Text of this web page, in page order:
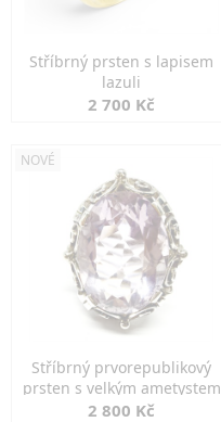
Stříbrný prsten s lapisem
lazuli
2 700 Kč
NOVÉ
Stříbrný prvorepublikový
prsten s velkým ametystem
2 800 Kč